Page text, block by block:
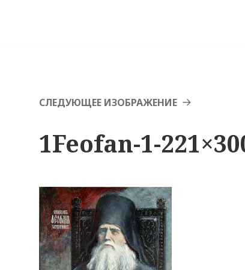
СЛЕДУЮЩЕЕ ИЗОБРАЖЕНИЕ
1Feofan-1-